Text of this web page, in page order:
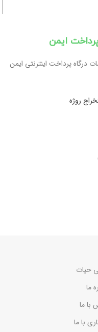
ایمن
درگاه پرداخت اینترنتی ایمن
روژه
حیات
ما
با ما
با ما